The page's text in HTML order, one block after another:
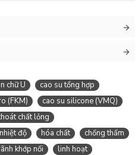
chữ U
cao su tổng hợp
(FKM)
cao su silicone (VMQ)
chất lỏng
nhiệt độ hóa chất
chống thấm
khớp nối
linh hoạt